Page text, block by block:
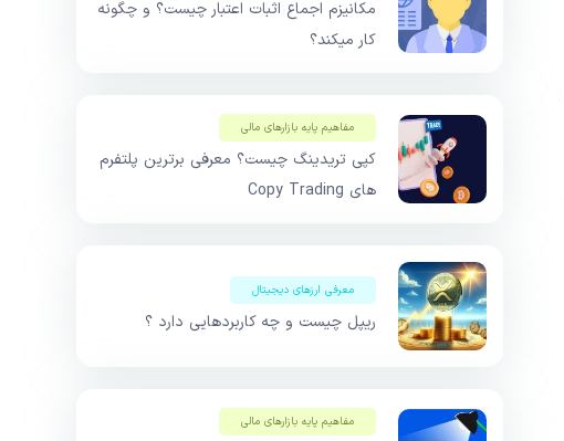
مکانیزم اجماع اثبات اعتبار چیست؟ و چگونه
کار میکند؟
مفاهیم پایه بازار‌های مالی
کپی تریدینگ چیست؟ معرفی برترین پلتفرم
های Copy Trading
معرفی ارزهای دیجیتال
ریپل چیست و چه کاربردهایی دارد ؟
مفاهیم پایه بازار‌های مالی